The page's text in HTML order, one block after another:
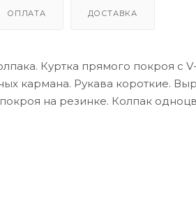
ОПЛАТА ДОСТАВКА
Куртка прямого покроя
кармана. Рукава короткие.
на резинке. Колпак